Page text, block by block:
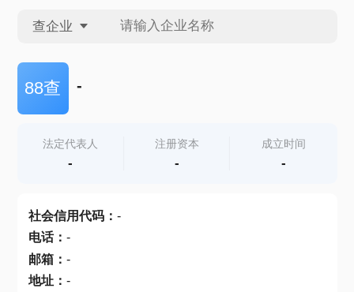
查企业
查企业
查产地
88查 -
法定代表人
-
注册资本
-
成立时间
-
社会信用代码： -
电话： -
邮箱： -
地址： -